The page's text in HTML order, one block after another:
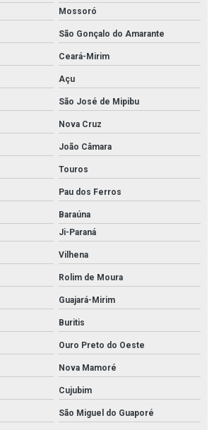
Mossoró
São Gonçalo do Amarante
Ceará-Mirim
Açu
São José de Mipibu
Nova Cruz
João Câmara
Touros
Pau dos Ferros
Baraúna
Ji-Paraná
Vilhena
Rolim de Moura
Guajará-Mirim
Buritis
Ouro Preto do Oeste
Nova Mamoré
Cujubim
São Miguel do Guaporé